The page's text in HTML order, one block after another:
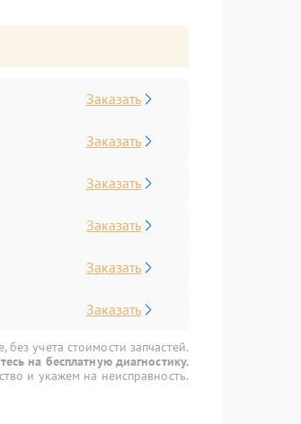
Заказать
Заказать
Заказать
Заказать
Заказать
Заказать
учета стоимости запчастей.
на бесплатную диагностику.
и укажем на неисправность.